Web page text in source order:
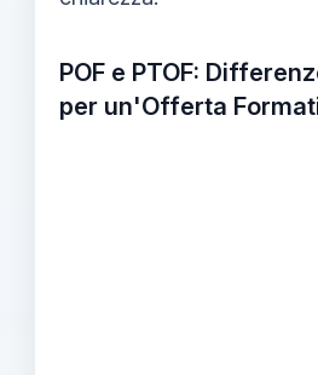
POF e PTOF:
per un'Offerta